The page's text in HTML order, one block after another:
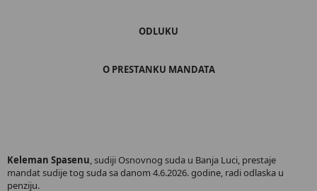
ODLUKU
O PRESTANKU MANDATA
Keleman Spasenu, sudiji Osnovnog suda u Banja Luci, prestaje
mandat sudije tog suda sa danom 4.6.2026. godine, radi odlaska u
penziju.